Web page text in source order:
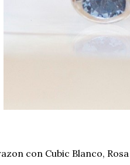
con Cubic Blanco,